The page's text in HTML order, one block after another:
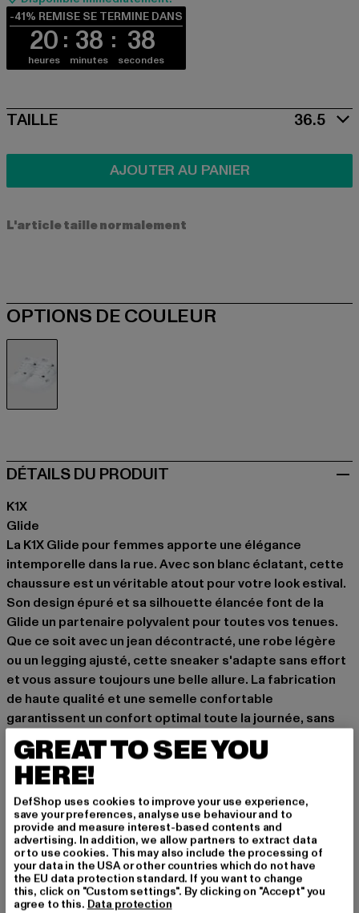
-41% REMISE SE TERMINE DANS
20
heures
38
minutes
38
secondes
SIZE
TAILLE 36.5
AJOUTER AU PANIER
L'article taille normalement
OPTIONS DE COULEUR
DÉTAILS DU PRODUIT
K1X
Glide
La K1X Glide pour femmes apporte une élégance
intemporelle dans la rue. Avec son blanc éclatant, cette
chaussure est un véritable atout pour votre look estival.
Son design épuré et sa silhouette élancée font de la
Glide un partenaire polyvalent pour toutes vos tenues.
Que ce soit avec un jean décontracté, une robe légère
ou un legging ajusté, cette sneaker s'adapte sans effort
et vous assure toujours une belle allure. La fabrication
de haute qualité et une semelle confortable
garantissent un confort optimal toute la journée, sans
compromis sur le style. Un essentiel qui ne devrait
manquer dans aucune collection de chaussures.
Occasion: Quotidien
Types de fermeture: Lacets
Hauteur de tige: low top
Marque: K1X
Catégorie: Sneakers Low
Couleur: weiß
Couleur du fabricant: white/black
GREAT TO SEE YOU
HERE!
DefShop uses cookies to improve your use experience,
save your preferences, analyse use behaviour and to
provide and measure interest-based contents and
advertising. In addition, we allow partners to extract data
or to use cookies. This may also include the processing of
your data in the USA or other countries which do not have
the EU data protection standard. If you want to change
this, click on "Custom settings". By clicking on "Accept" you
agree to this. Data protection